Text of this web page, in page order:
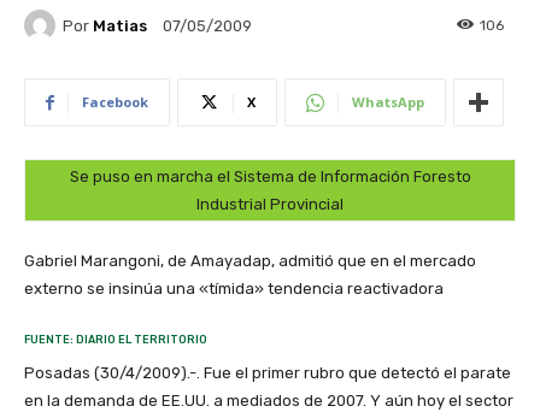
Por Matias 07/05/2009 106
Facebook X WhatsApp
Se puso en marcha el Sistema de Información Foresto
Industrial Provincial
Gabriel Marangoni, de Amayadap, admitió que en el mercado
externo se insinúa una «tímida» tendencia reactivadora
FUENTE: DIARIO EL TERRITORIO
Posadas (30/4/2009).-. Fue el primer rubro que detectó el parate
en la demanda de EE.UU. a mediados de 2007. Y aún hoy el sector